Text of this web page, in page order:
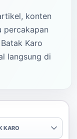
konten
percakapan
Karo
langsung di
KARO